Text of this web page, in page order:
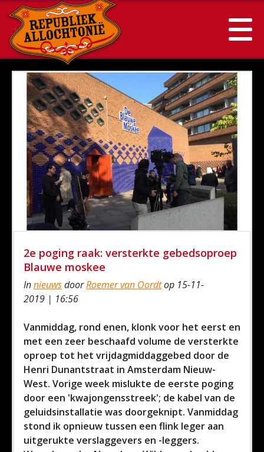
2e poging raak: versterkte gebedsoproep
Blauwe moskee
InnieuwsdoorRoemer van Oordtop 15-11-
2019 | 16:56
Vanmiddag, rond enen, klonk voor het eerst en
met een zeer beschaafd volume de versterkte
oproep tot het vrijdagmiddaggebed door de
Henri Dunantstraat in Amsterdam Nieuw-
West. Vorige week mislukte de eerste poging
door een 'kwajongensstreek'; de kabel van de
geluidsinstallatie was doorgeknipt. Vanmiddag
stond ik opnieuw tussen een flink leger aan
uitgerukte verslaggevers en -leggers.